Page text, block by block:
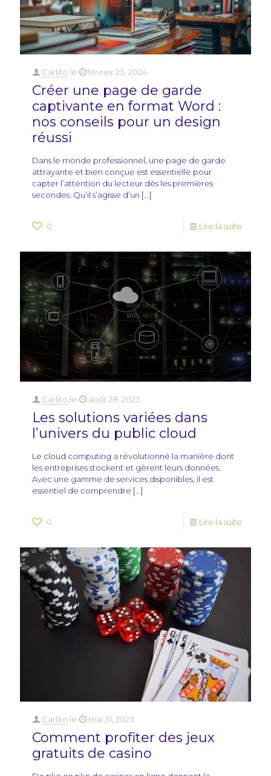
Carlito le février 23, 2024
Créer une page de garde
captivante en format Word :
nos conseils pour un design
réussi
Dans le monde professionnel, une page de garde
attrayante et bien conçue est essentielle pour
capter l’attention du lecteur dès les premières
secondes. Qu’il s’agisse d’un […]
0 Lire la suite
Carlito le août 28, 2023
Les solutions variées dans
l’univers du public cloud
Le cloud computing a révolutionné la manière dont
les entreprises stockent et gèrent leurs données.
Avec une gamme de services disponibles, il est
essentiel de comprendre […]
0 Lire la suite
Carlito le mai 31, 2023
Comment profiter des jeux
gratuits de casino